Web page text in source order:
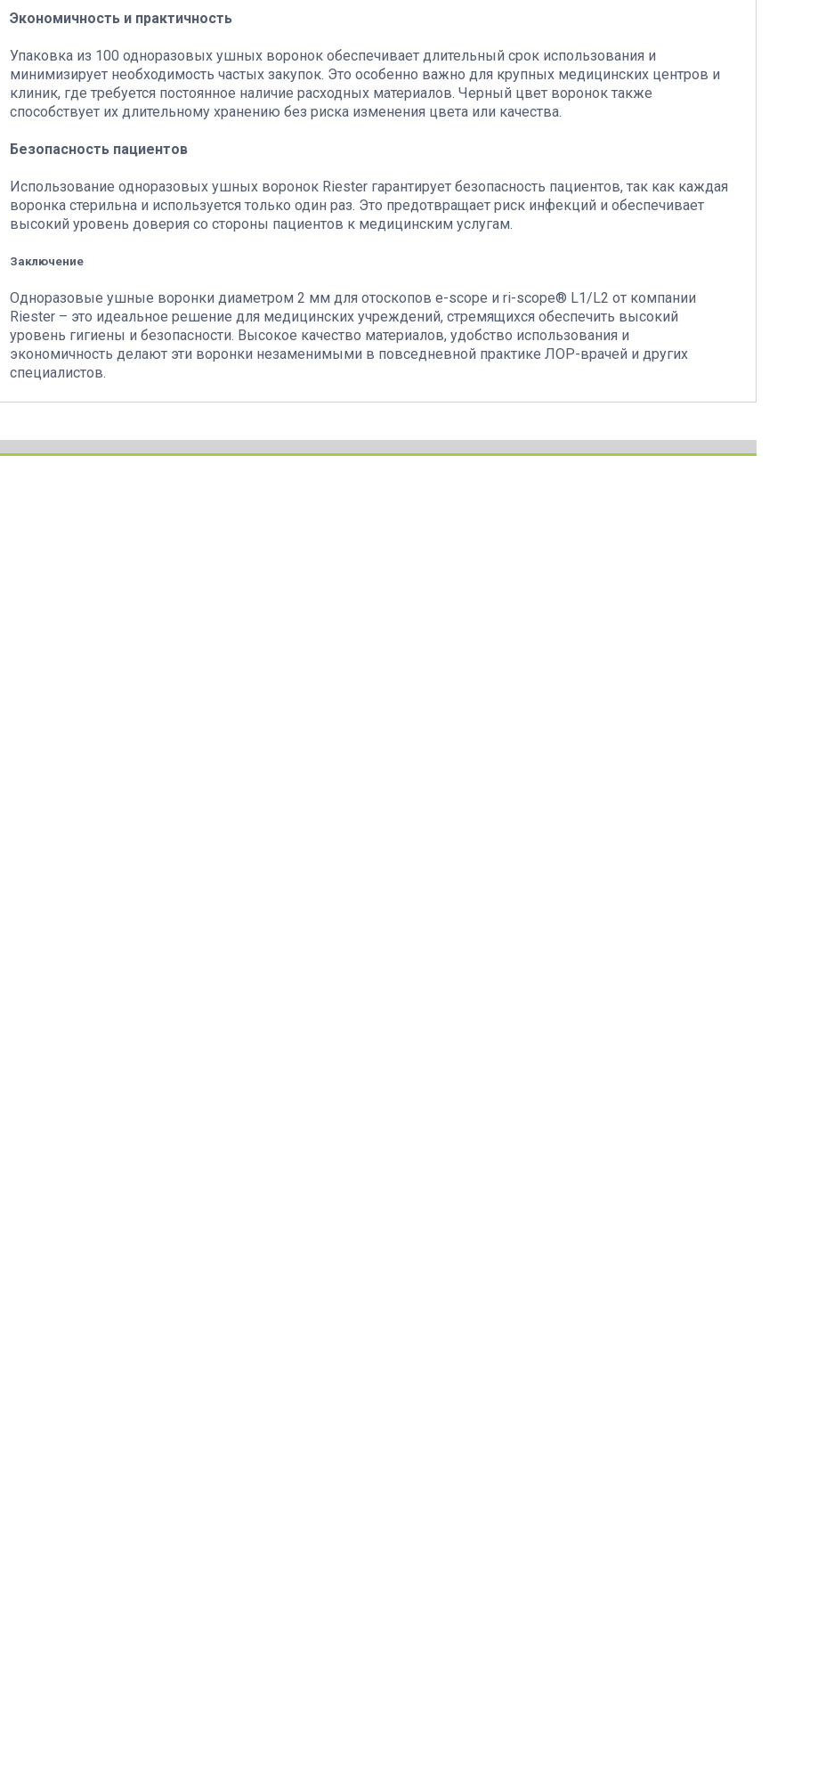
Экономичность и практичность
Упаковка из 100 одноразовых ушных воронок обеспечивает длительный срок использования и
минимизирует необходимость частых закупок. Это особенно важно для крупных медицинских центров и
клиник, где требуется постоянное наличие расходных материалов. Черный цвет воронок также
способствует их длительному хранению без риска изменения цвета или качества.
Безопасность пациентов
Использование одноразовых ушных воронок Riester гарантирует безопасность пациентов, так как каждая
воронка стерильна и используется только один раз. Это предотвращает риск инфекций и обеспечивает
высокий уровень доверия со стороны пациентов к медицинским услугам.
Заключение
Одноразовые ушные воронки диаметром 2 мм для отоскопов e-scope и ri-scope® L1/L2 от компании
Riester – это идеальное решение для медицинских учреждений, стремящихся обеспечить высокий
уровень гигиены и безопасности. Высокое качество материалов, удобство использования и
экономичность делают эти воронки незаменимыми в повседневной практике ЛОР-врачей и других
специалистов.